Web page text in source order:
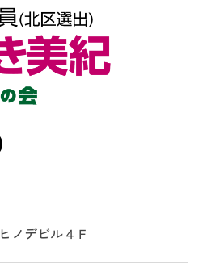
ヒノデビル４Ｆ